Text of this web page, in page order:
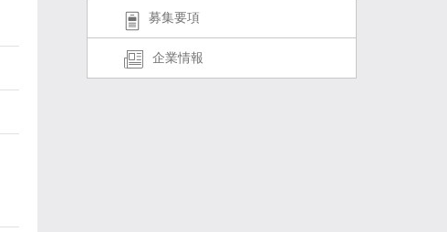
募集要項
企業情報